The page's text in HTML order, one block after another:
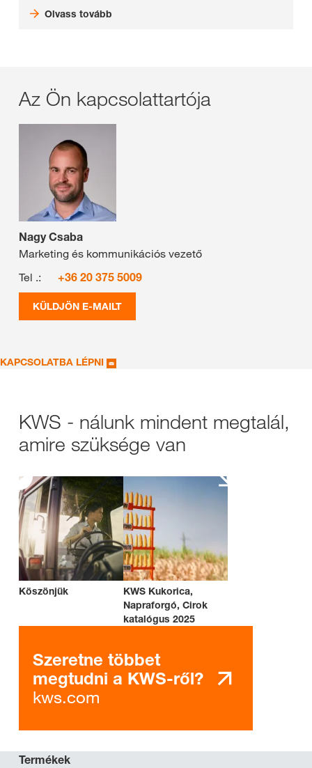
Olvass tovább
Az Ön kapcsolattartója
Nagy Csaba
Marketing és kommunikációs vezető
Tel .:
+36 20 375 5009
KÜLDJÖN E-MAILT
KAPCSOLATBA LÉPNI
KWS - nálunk mindent megtalál,
amire szüksége van
Köszönjük
KWS Kukorica,
Napraforgó, Cirok
katalógus 2025
Szeretne többet
megtudni a KWS-ről?
kws.com
Termékek